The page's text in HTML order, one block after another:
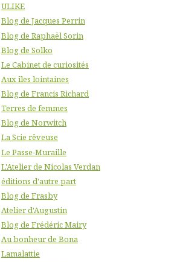
ULIKE
Blog de Jacques Perrin
Blog de Raphaël Sorin
Blog de Solko
Le Cabinet de curiosités
Aux îles lointaines
Blog de Francis Richard
Terres de femmes
Blog de Norwitch
La Scie rêveuse
Le Passe-Muraille
L'Atelier de Nicolas Verdan
éditions d'autre part
Blog de Frasby
Atelier d'Augustin
Blog de Frédéric Mairy
Au bonheur de Bona
Lamalattie